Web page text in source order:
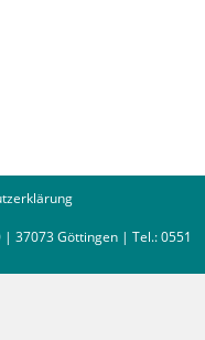
37073 Göttingen | Tel.: 0551